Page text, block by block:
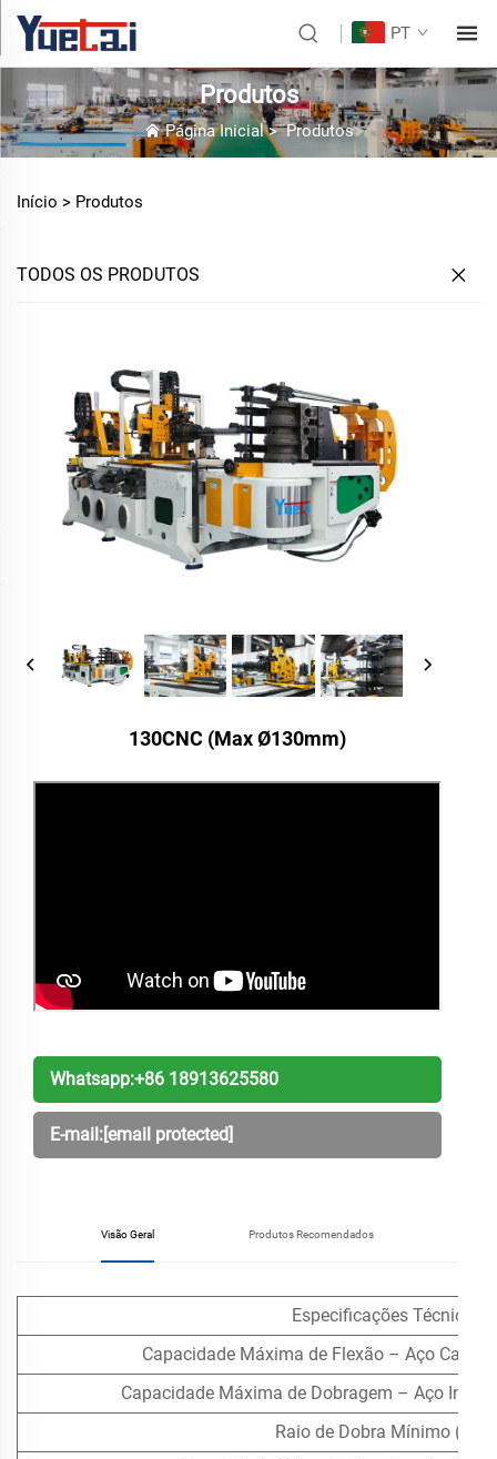
PT
Produtos
Página Inicial>Produtos
Início > Produtos
TODOS OS PRODUTOS
130CNC (Max Ø130mm)
Whatsapp:+86 18913625580
E-mail:[email protected]
Visão Geral Produtos Recomendados
Especificações Técnicas
Capacidade Máxima de Flexão – Aço
Capacidade Máxima de Dobragem – Aço
Raio de Dobra Mínimo